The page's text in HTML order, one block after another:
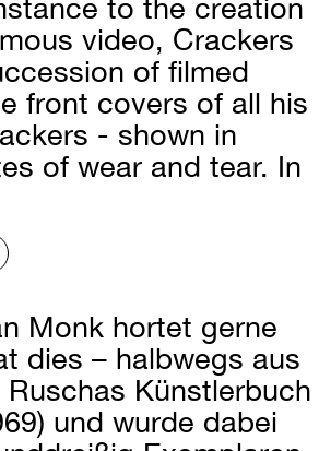
to the creation
video, Crackers
of filmed
front covers of all his
- shown in
of wear and tear. In
Monk hortet gerne
dies – halbwegs aus
Künstlerbuch
und wurde dabei